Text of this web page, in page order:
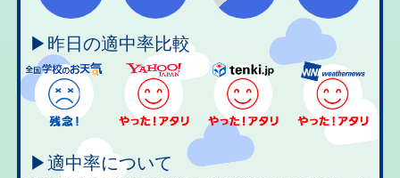
▶昨日の適中率比較
▶適中率について